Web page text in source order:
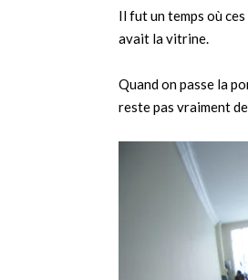
Il fut un temps où
avait la vitrine.
Quand on passe la
reste pas vraiment